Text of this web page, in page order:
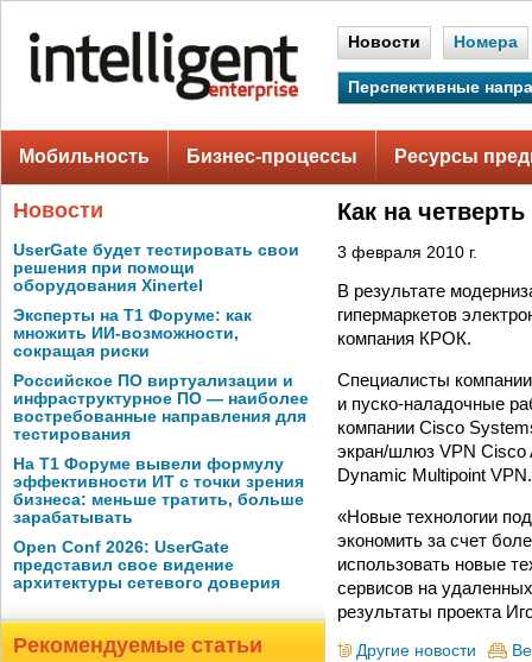
Новости Номера
Перспективные
Мобильность Бизнес-процессы Ресурсы
Новости
UserGate будет тестировать свои
решения при помощи
оборудования Xinertel
Эксперты на Т1 Форуме: как
множить ИИ-возможности,
сокращая риски
Российское ПО виртуализации и
инфраструктурное ПО — наиболее
востребованные направления для
тестирования
На Т1 Форуме вывели формулу
эффективности ИТ с точки зрения
бизнеса: меньше тратить, больше
зарабатывать
Open Conf 2026: UserGate
представил свое видение
архитектуры сетевого доверия
Рекомендуемые статьи
Как на
3 февраля 2010 г.
В результате
гипермаркетов
компания КРОК.
Специалисты
и пуско-наладочные
компании Cisco
экран/шлюз VPN Cisco
Dynamic Multipoint VPN.
«Новые технологии
экономить за счет
использовать новые
сервисов на
результаты проекта
Другие новости